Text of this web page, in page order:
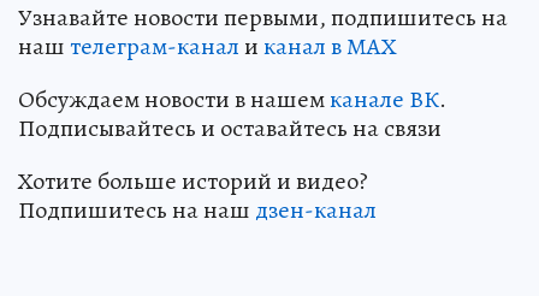
Узнавайте новости первыми, подпишитесь на
наштелеграм-каналиканал в МАХ
Обсуждаем новости в нашемканале ВК.
Подписывайтесь и оставайтесь на связи
Хотите больше историй и видео?
Подпишитесь на наш дзен-канал